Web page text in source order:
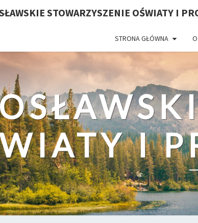
STOWARZYSZENIE OŚWIATY I
STRONA GŁÓWNA
I